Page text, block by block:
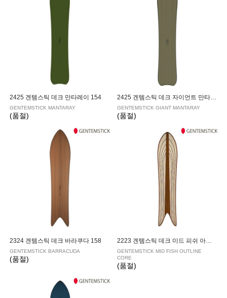
2425 겐템스틱 데크 만타레이 154
GENTEMSTICK MANTARAY
(품절)
2425 겐템스틱 데크 자이언트 만타레이 159
GENTEMSTICK GIANT MANTARAY
(품절)
2324 겐템스틱 데크 바라쿠다 158
GENTEMSTICK BARRACUDA
(품절)
2223 겐템스틱 데크 미드 피쉬 아웃라인 코어 152
GENTEMSTICK MID FISH OUTLINE
CORE
(품절)